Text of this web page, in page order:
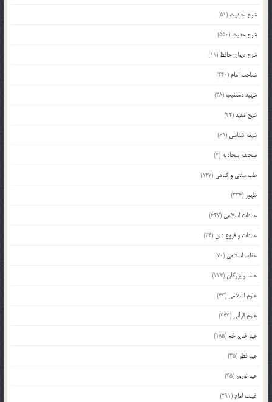
شرح احادیث (51)
شرح حدیث (550)
شرح دیوان حافظ (11)
شناخت امام (440)
شهید دستغیب(38)
شیخ مفید(42)
شیعه شناسی (69)
صحیفه سجادیه (4)
طب سنتی و گیاهی (147)
ظهور (334)
عبادات اسلامی (627)
عبادات و فروع دین (34)
عقاید اسلامی (70)
علما و بزرگان(224)
علوم اسلامی (43)
علوم قرآنی (343)
عید غدیر خم(185)
عید فطر (35)
عید نوروز (45)
غیبت امام (291)